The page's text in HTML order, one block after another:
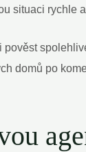
situaci rychle
domů po